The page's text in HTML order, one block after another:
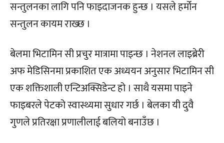
सन्तुलनका लागि पनि फाइदाजनक हुन्छ । यसले हर्मोन
सन्तुलन कायम राख्छ ।
बेलमा भिटामिन सी प्रचुर मात्रामा पाइन्छ । नेशनल लाइब्रेरी
अफ मेडिसिनमा प्रकाशित एक अध्ययन अनुसार भिटामिन सी
एक शक्तिशाली एन्टिअक्सिडेन्ट हो । साथै यसमा पाइने
फाइबरले पेटको स्वास्थ्यमा सुधार गर्छ । बेलका यी दुवै
गुणले प्रतिरक्षा प्रणालीलाई बलियो बनाउँछ ।